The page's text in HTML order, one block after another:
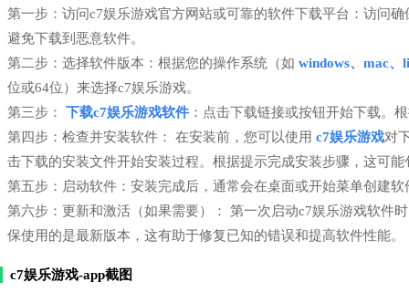
第一步：访问c7娱乐游戏官方网站或可靠的软件下载平台：访问
避免下载到恶意软件。
第二步：选择软件版本：根据您的操作系统（如 windows、mac、
位或64位）来选择c7娱乐游戏。
第三步： 下载c7娱乐游戏软件 ：点击下载链接或按钮开始下载。
第四步：检查并安装软件： 在安装前，您可以使用 c7娱乐游戏对
击下载的安装文件开始安装过程。根据提示完成安装步骤，这可
第五步：启动软件：安装完成后，通常会在桌面或开始菜单创建
第六步：更新和激活（如果需要）： 第一次启动c7娱乐游戏软件
保使用的是最新版本，这有助于修复已知的错误和提高软件性能。
c7娱乐游戏-app截图